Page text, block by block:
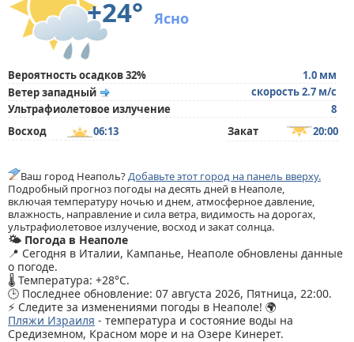
+24°
Ясно
Вероятность осадков 32%
1.0 мм
Ветер западный
скорость 2.7 м/с
Ультрафиолетовое излучение
8
Восход
06:13 Закат 20:00
Ваш город Неаполь?Добавьте этот город на панель вверху.
Подробный прогноз погоды на десять дней в Неаполе,
включая температуру ночью и днем, атмосферное давление,
влажность, направление и сила ветра, видимость на дорогах,
ультрафиолетовое излучение, восход и закат солнца.
🌤️ Погода в Неаполе
📍 Сегодня в Италии, Кампанье, Неаполе обновлены данные
о погоде.
🌡️ Температура: +28°C.
🕒 Последнее обновление: 07 августа 2026, Пятница, 22:00.
⚡ Следите за изменениями погоды в Неаполе! 🌍
Пляжи Израиля - температура и состояние воды на
Средиземном, Красном море и на Озере Кинерет.